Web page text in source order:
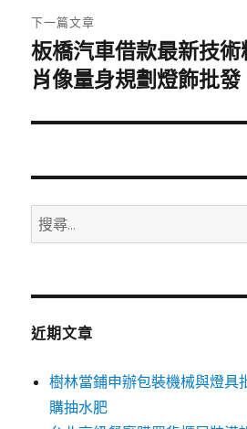
章:
下一篇文章
下
一
文
板橋汽車借款最新技
肖像量身規劃燈飾批發
搜
尋
鍵
近期文章
樹林當鋪申辦包裝機械與燈具
購抽水肥